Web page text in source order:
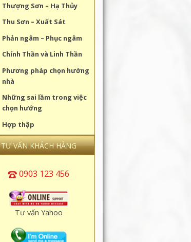
Thượng Sơn – Hạ Thủy
Thu Sơn – Xuất Sát
Phản ngâm – Phục ngâm
Chính Thần và Linh Thần
Phương pháp chọn hướng
nhà
Những sai lầm trong việc
chọn hướng
Hợp thập
TƯ VẤN KHÁCH HÀNG
0903 123 456
Tư vấn Yahoo